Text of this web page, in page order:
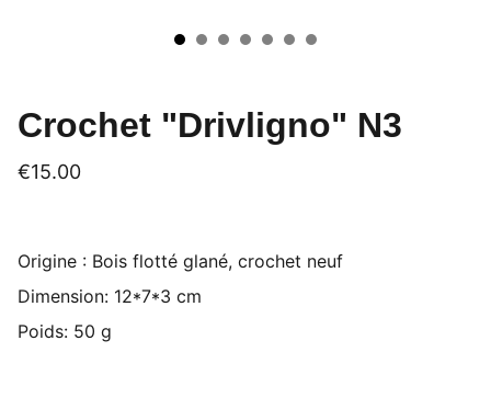
Crochet "Drivligno" N3
€15.00
Origine : Bois flotté glané, crochet neuf
Dimension: 12*7*3 cm
Poids: 50 g